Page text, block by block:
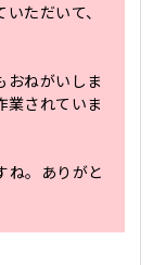
ただいて、
おねがいしま
業されていま
ね。ありがと